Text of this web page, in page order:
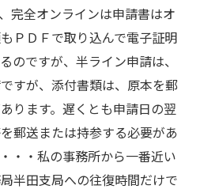
完全オンラインは申請書はオ
ＰＤＦで取り込んで電子証明
のですが、半ライン申請は、
すが、添付書類は、原本を郵
ります。遅くとも申請日の翌
郵送または持参する必要があ
・・私の事務所から一番近い
半田支局への往復時間だけで